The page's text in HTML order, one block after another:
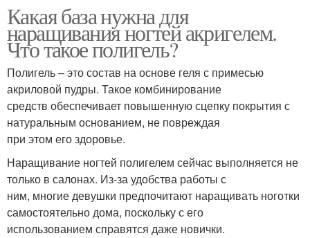
Какая база нужна для
наращивания ногтей акригелем.
Что такое полигель?
Полигель – это состав на основе геля с примесью
акриловой пудры. Такое комбинирование
средств обеспечивает повышенную сцепку покрытия с
натуральным основанием, не повреждая
при этом его здоровье.
Наращивание ногтей полигелем сейчас выполняется не
только в салонах. Из-за удобства работы с
ним, многие девушки предпочитают наращивать ноготки
самостоятельно дома, поскольку с его
использованием справятся даже новички.